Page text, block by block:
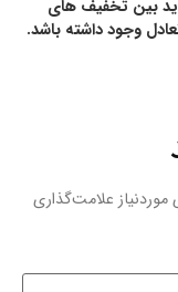
بین تخفیف های
وجود داشته باشد.
علامت‌گذاری